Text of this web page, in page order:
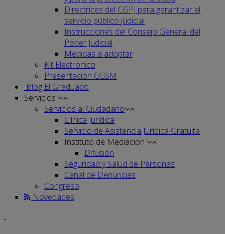
Directrices del CGPJ para garantizar el
servicio público judicial
Instrucciones del Consejo General del
Poder Judicial
Medidas a adoptar
Kit Electrónico
Presentación CGSM
Blog El Graduado
Servicios
Servicios al Ciudadano
Clínica Jurídica
Servicio de Asistencia Jurídica Gratuita
Instituto de Mediación
Difusión
Seguridad y Salud de Personas
Canal de Denuncias
Congreso
Novedades